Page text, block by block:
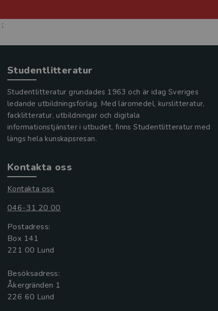
;
Studentlitteratur
Studentlitteratur grundades 1963 och är idag Sveriges
ledande utbildningsförlag. Med läromedel, kurslitteratur,
facklitteratur, utbildningar och digitala
informationstjänster i utbudet, finns Studentlitteratur med
längs hela kunskapsresan.
Kontakta oss
Kontakta oss
046-31 20 00
Postadress:
Box 141
221 00 Lund
Besöksadress:
Åkergränden 1